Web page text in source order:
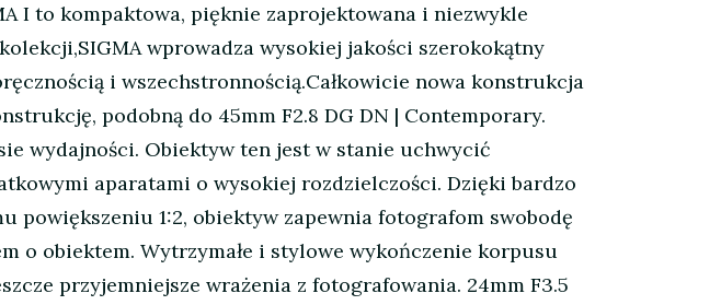
I to kompaktowa, pięknie zaprojektowana i niezwykle
wprowadza wysokiej jakości szerokokątny
i wszechstronnością.Całkowicie nowa konstrukcja
podobną do 45mm F2.8 DG DN | Contemporary.
wydajności. Obiektyw ten jest w stanie uchwycić
aparatami o wysokiej rozdzielczości. Dzięki bardzo
powiększeniu 1:2, obiektyw zapewnia fotografom swobodę
o obiektem. Wytrzymałe i stylowe wykończenie korpusu
przyjemniejsze wrażenia z fotografowania. 24mm F3.5